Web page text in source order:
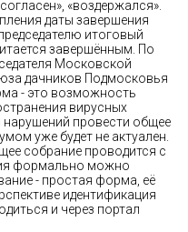
«воздержался».
даты завершения
итоговый
завершённым. По
Московской
дачников Подмосковья
- это возможность
вирусных
нарушений провести общее
уже будет не актуален.
собрание проводится с
формально можно
- простая форма, её
идентификация
и через портал